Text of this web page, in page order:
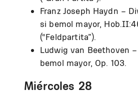
Franz Joseph Haydn –
si bemol mayor,
(“Feldpartita”).
Ludwig van Beethoven
bemol mayor, Op. 103.
Miércoles 28